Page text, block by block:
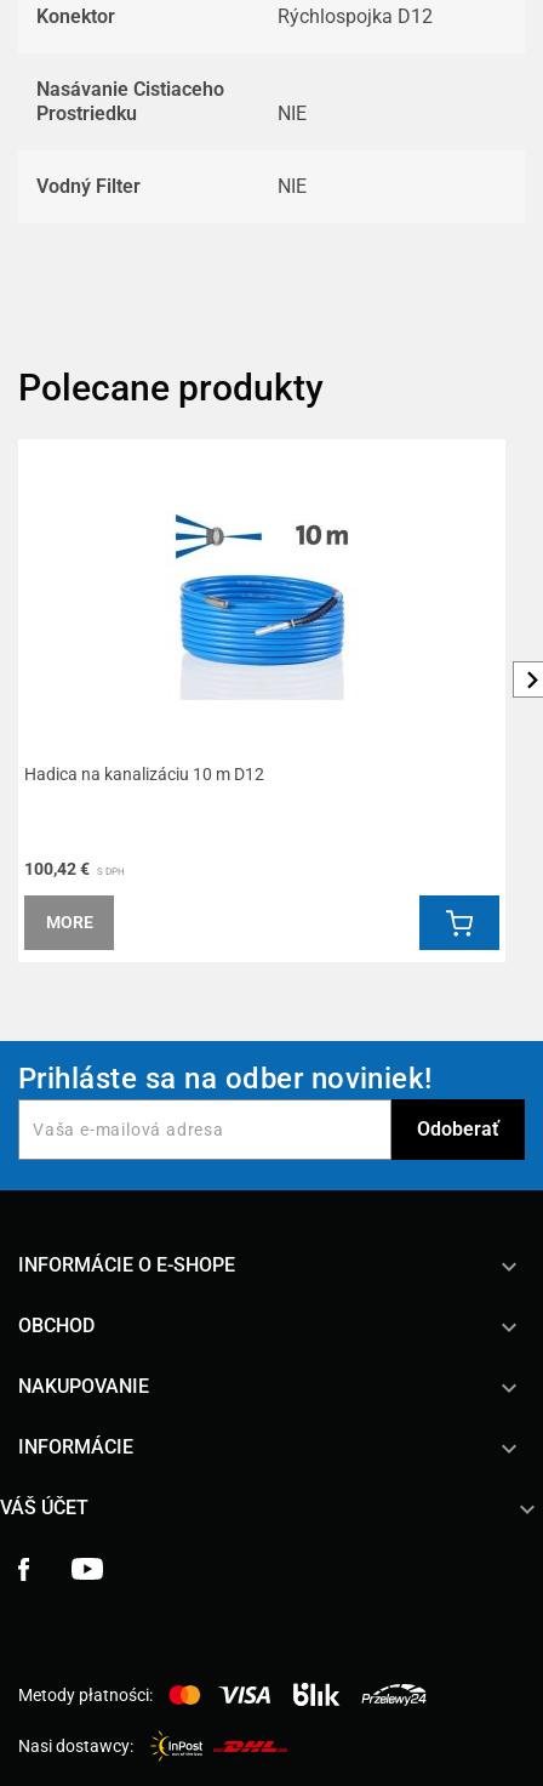
Konektor Rýchlospojka D12
Nasávanie Cistiaceho
Prostriedku
NIE
Vodný Filter NIE
Polecane produkty
Hadica na kanalizáciu 10 m D12
100,42 € S DPH
MORE
Prihláste sa na odber noviniek!
INFORMÁCIE O E-SHOPE keyboard_arrow_down
OBCHOD 
NAKUPOVANIE 
INFORMÁCIE 
VÁŠ ÚČET 
Facebook
Metody płatności:
Nasi dostawcy: